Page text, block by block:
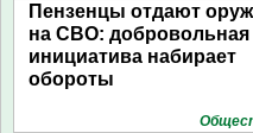
Пензенцы отдают
на СВО: добровольная
инициатива набирает
обороты